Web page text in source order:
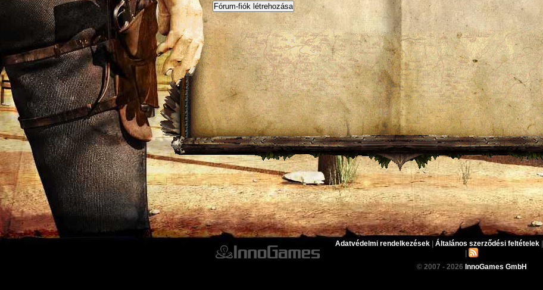
Adatvédelmi rendelkezések Általános szerződési feltételek
© 2007 - 2026 InnoGames GmbH